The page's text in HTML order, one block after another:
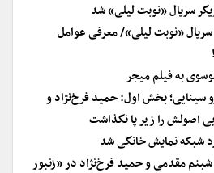
سریال «نوبت لیلی» شد
سریال «نوبت لیلی»/ معرفی عوامل
به فیلم میجر
سینایی‌؛ بخش اول: حمید فرخ‌نژاد و
اصولش را زیر پا نگذاشت
شبکه نمایش خانگی شد
مقدمی و حمید فرخ‌نژاد در «زنبور